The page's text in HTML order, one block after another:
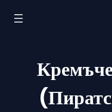
Към
съдържанието